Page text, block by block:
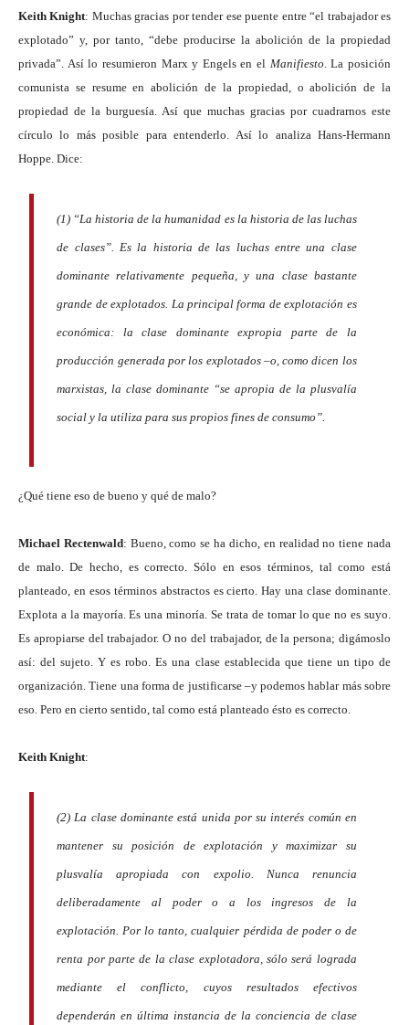
Keith Knight: Muchas gracias por tender ese puente entre “el trabajador es
explotado” y, por tanto, “debe producirse la abolición de la propiedad
privada”. Así lo resumieron Marx y Engels en el Manifiesto . La posición
comunista se resume en abolición de la propiedad, o abolición de la
propiedad de la burguesía. Así que muchas gracias por cuadrarnos este
círculo lo más posible para entenderlo. Así lo analiza Hans-Hermann
Hoppe. Dice:
(1) “La historia de la humanidad es la historia de las luchas
de clases”. Es la historia de las luchas entre una clase
dominante relativamente pequeña, y una clase bastante
grande de explotados. La principal forma de explotación es
económica: la clase dominante expropia parte de la
producción generada por los explotados –o, como dicen los
marxistas, la clase dominante “se apropia de la plusvalía
social y la utiliza para sus propios fines de consumo”.
¿Qué tiene eso de bueno y qué de malo?
Michael Rectenwald: Bueno, como se ha dicho, en realidad no tiene nada
de malo. De hecho, es correcto. Sólo en esos términos, tal como está
planteado, en esos términos abstractos es cierto. Hay una clase dominante.
Explota a la mayoría. Es una minoría. Se trata de tomar lo que no es suyo.
Es apropiarse del trabajador. O no del trabajador, de la persona; digámoslo
así: del sujeto. Y es robo. Es una clase establecida que tiene un tipo de
organización. Tiene una forma de justificarse –y podemos hablar más sobre
eso. Pero en cierto sentido, tal como está planteado ésto es correcto.
Keith Knight:
(2) La clase dominante está unida por su interés común en
mantener su posición de explotación y maximizar su
plusvalía apropiada con expolio. Nunca renuncia
deliberadamente al poder o a los ingresos de la
explotación. Por lo tanto, cualquier pérdida de poder o de
renta por parte de la clase explotadora, sólo será lograda
mediante el conflicto, cuyos resultados efectivos
dependerán en última instancia de la conciencia de clase